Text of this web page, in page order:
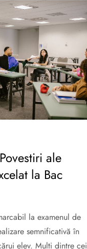
ale
la Bac
la examenul de
semnificativă în
elev. Mulți dintre cei